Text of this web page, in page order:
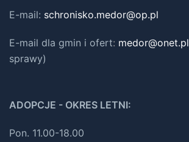
E-mail: schronisko.medor@op.pl
E-mail dla gmin i ofert: medor@onet.pl
sprawy)
ADOPCJE - OKRES LETNI:
Pon. 11.00-18.00